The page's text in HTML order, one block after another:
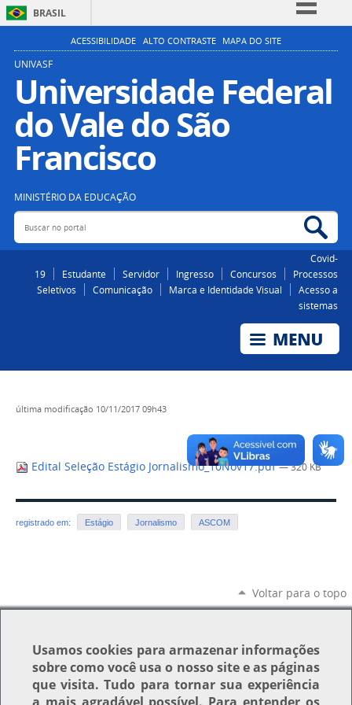
BRASIL
Simplifique!
Participe
Acesso à informação
Legislação
ACESSIBILIDADE ALTO CONTRASTE MAPA DO SITE
UNIVASF
Universidade Federal
do Vale do São
Francisco
MINISTÉRIO DA EDUCAÇÃO
Buscar no portal
Covid-
19
Estudante Servidor Ingresso Concursos
Processos
Seletivos
Comunicação Marca e Identidade Visual
Acesso a
sistemas
última modificação 10/11/2017 09h43
Edital Seleção Estágio Jornalismo_10Nov17.pdf— 320 KB
registrado em: Estágio Jornalismo ASCOM
Voltar para o topo
Usamoscookies para armazenar informações
sobre como você usa o nosso site e as páginas
que visita. Tudo para tornar sua experiência